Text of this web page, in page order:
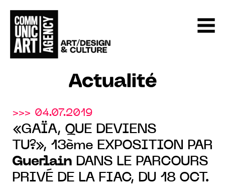
Actualité
>>> 04.07.2019
«GAÏA, QUE DEVIENS
TU?», 13ème EXPOSITION PAR
Guerlain DANS LE PARCOURS
PRIVÉ DE LA FIAC, DU 18 OCT.